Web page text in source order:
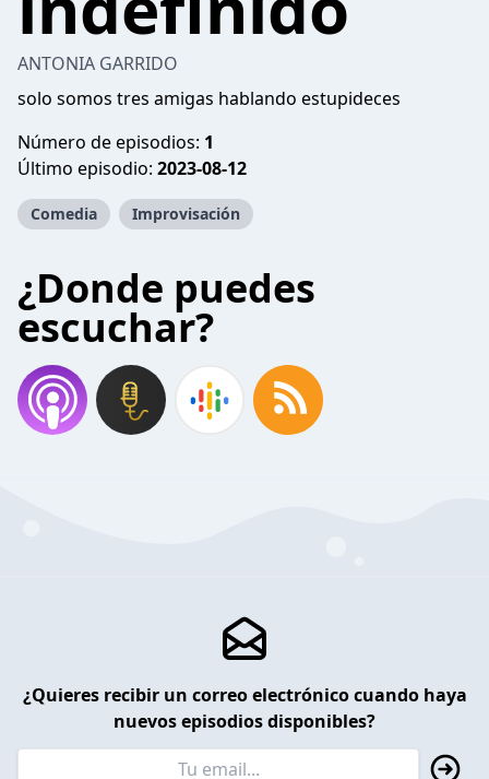
ANTONIA GARRIDO
solo somos tres amigas hablando estupideces
Número de episodios: 1
Último episodio: 2023-08-12
Comedia Improvisación
¿Donde puedes
escuchar?
¿Quieres recibir un correo electrónico cuando haya
nuevos episodios disponibles?